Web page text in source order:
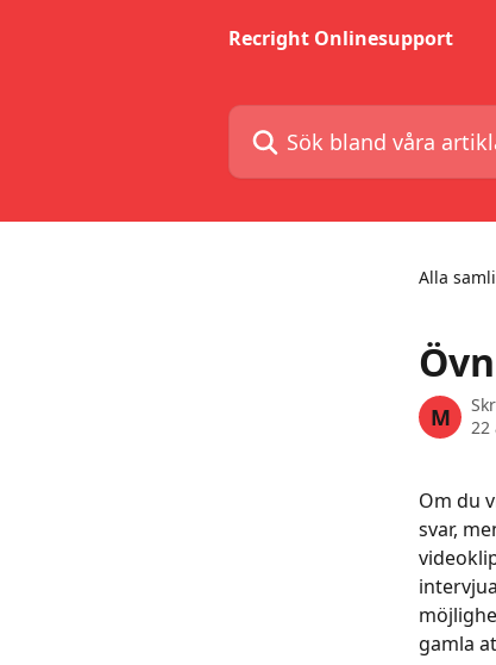
Recright Onlinesupport
Sök bland våra artiklar …
Alla
M
22
Om du
svar,
gamla